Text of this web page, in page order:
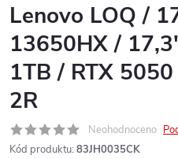
Lenovo LOQ /
13650HX /
1TB / RTX
2R
Neohodnoceno
Kód produktu: 83JH0035CK